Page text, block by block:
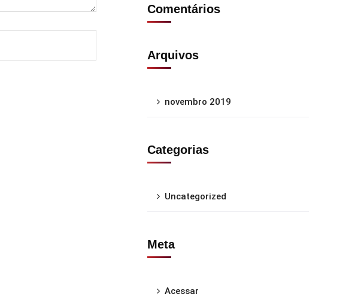
Comentários
Arquivos
novembro 2019
Categorias
Uncategorized
Meta
Acessar